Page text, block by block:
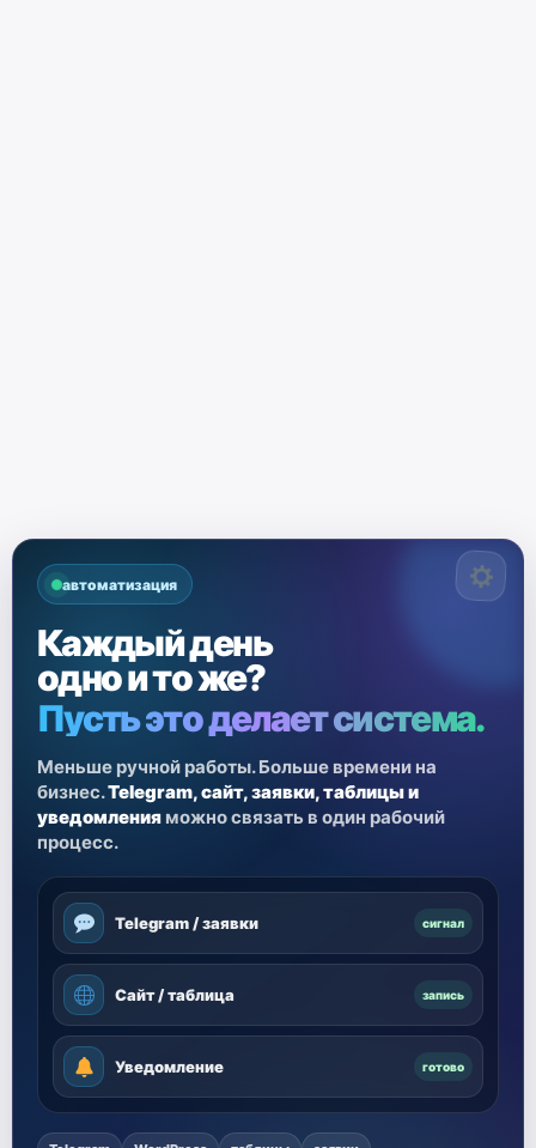
автоматизация
Каждый день
одно и то же?
Пусть это делает система.
Меньше ручной работы. Больше времени на
бизнес.Telegram, сайт, заявки, таблицы и
уведомления можно связать в один рабочий
процесс.
Telegram / заявки сигнал
Сайт / таблица запись
Уведомление готово